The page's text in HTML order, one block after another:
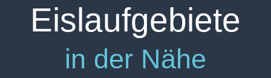
Eislaufgebiete
in der Nähe